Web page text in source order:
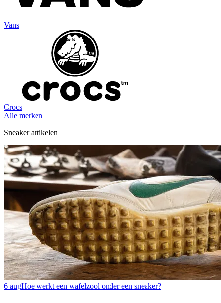
Vans
Crocs
Alle merken
Sneaker artikelen
6 augHoe werkt een wafelzool onder een sneaker?